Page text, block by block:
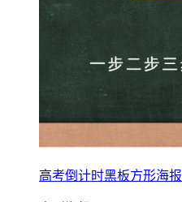
高考倒计时黑板方形海报